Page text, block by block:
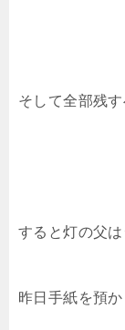
そして全部残
すると灯の父は
昨日手紙を預